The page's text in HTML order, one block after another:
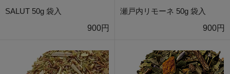
SALUT 50g 袋入
900円
瀬戸内リモーネ 50g 袋入
900円